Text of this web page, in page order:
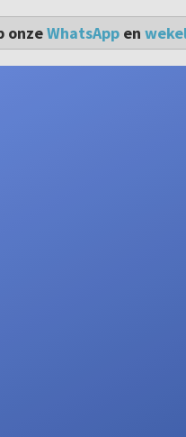
onzeWhatsAppen